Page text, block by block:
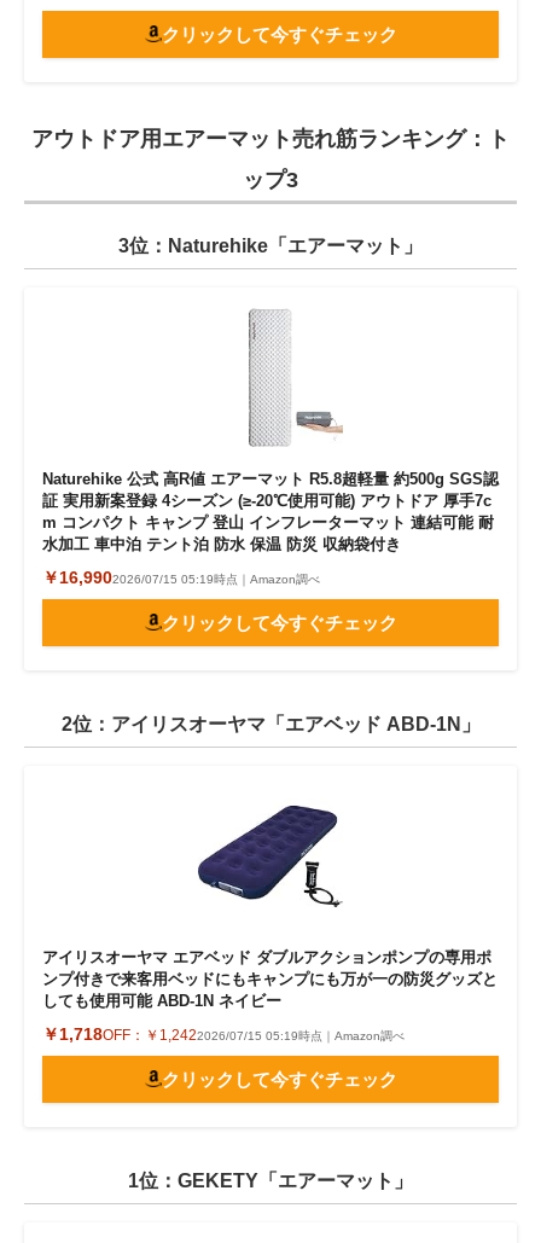
クリックして今すぐチェック
アウトドア用エアーマット売れ筋ランキング：ト
ップ3
3位：Naturehike「エアーマット」
Naturehike 公式 高R値 エアーマット R5.8超軽量 約500g SGS認
証 実用新案登録 4シーズン (≥-20℃使用可能) アウトドア 厚手7c
m コンパクト キャンプ 登山 インフレーターマット 連結可能 耐
水加工 車中泊 テント泊 防水 保温 防災 収納袋付き
￥16,9902026/07/15 05:19時点｜Amazon調べ
クリックして今すぐチェック
2位：アイリスオーヤマ「エアベッド ABD-1N」
アイリスオーヤマ エアベッド ダブルアクションポンプの専用ポ
ンプ付きで来客用ベッドにもキャンプにも万が一の防災グッズと
しても使用可能 ABD-1N ネイビー
￥1,718OFF： ￥1,2422026/07/15 05:19時点｜Amazon調べ
クリックして今すぐチェック
1位：GEKETY「エアーマット」